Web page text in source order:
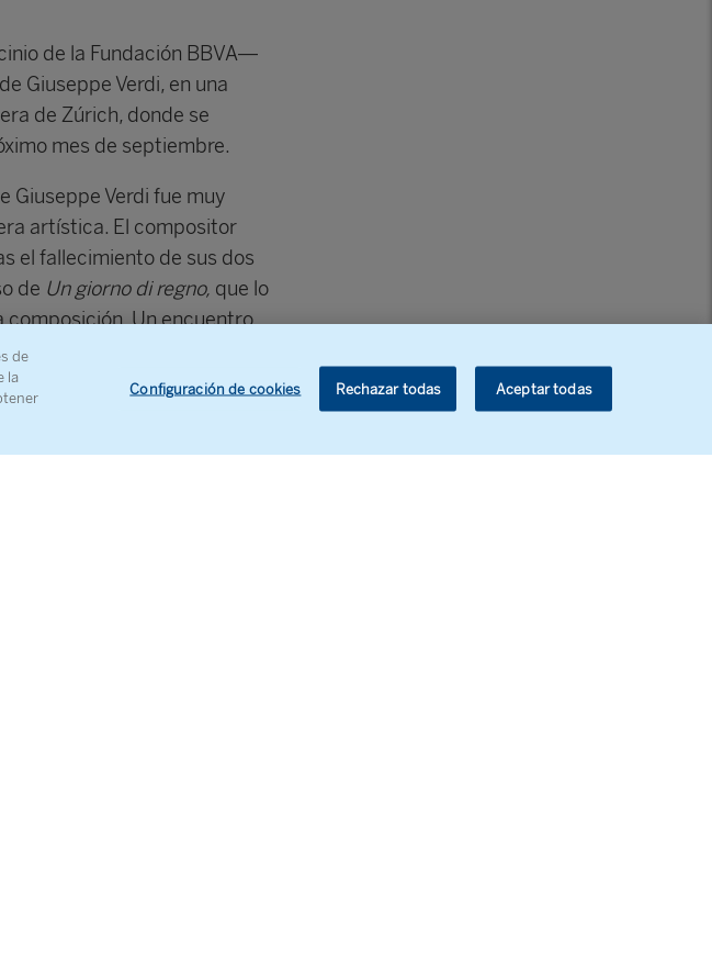
de la Fundación BBVA—
Giuseppe Verdi, en una
de Zúrich, donde se
mes de septiembre.
Giuseppe Verdi fue muy
artística. El compositor
el fallecimiento de sus dos
de Un giorno di regno, que lo
composición. Un encuentro
la creación de una
sobre la resistencia del
bajo la égida de
de
la
Configuración de cookies Rechazar todas Aceptar todas